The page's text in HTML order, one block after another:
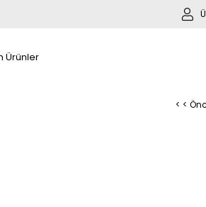
Ürünler
< <